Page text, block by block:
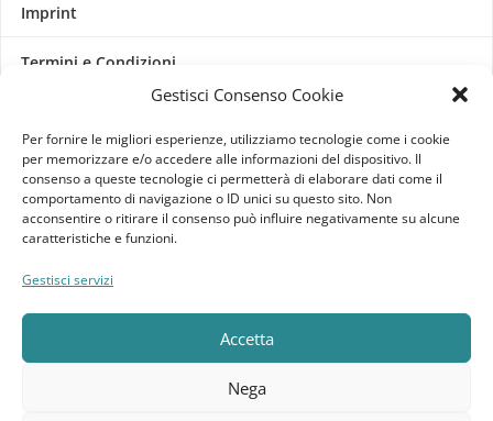
Gestisci Consenso Cookie
Per fornire le migliori esperienze, utilizziamo tecnologie come i cookie
per memorizzare e/o accedere alle informazioni del dispositivo. Il
consenso a queste tecnologie ci permetterà di elaborare dati come il
comportamento di navigazione o ID unici su questo sito. Non
acconsentire o ritirare il consenso può influire negativamente su alcune
caratteristiche e funzioni.
Gestisci servizi
Accetta
Nega
Imprint
Termini e Condizioni
Pagine Dedicate
Raffrescatori Evaporativi Industriali
CLIENTE
Bacheca cliente
Ordini